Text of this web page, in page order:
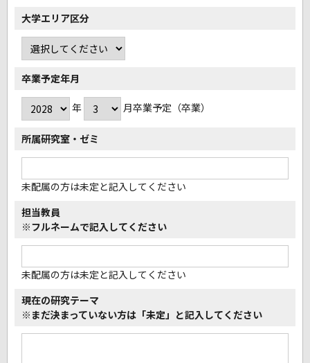
大学エリア区分
卒業予定年月
年 月卒業予定（卒業）
所属研究室・ゼミ
未配属の方は未定と記入してください
担当教員
※フルネームで記入してください
未配属の方は未定と記入してください
現在の研究テーマ
※まだ決まっていない方は 「未定」と記入してください